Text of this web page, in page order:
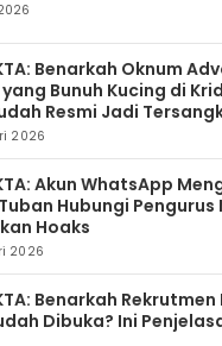
Benarkah Oknum
Bunuh Kucing di
Resmi Jadi
2026
Akun WhatsApp
Hubungi Pengurus
Hoaks
2026
Benarkah
Dibuka? Ini